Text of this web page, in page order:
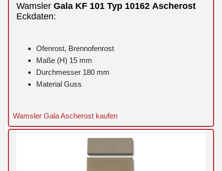
Wamsler Gala KF 101 Typ 10162 Ascherost
Eckdaten:
Ofenrost, Brennofenrost
Maße (H) 15 mm
Durchmesser 180 mm
Material Guss
Wamsler Gala Ascherost kaufen